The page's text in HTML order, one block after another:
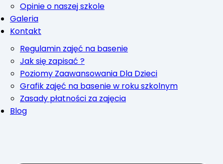
Opinie o naszej szkole
Galeria
Kontakt
Regulamin zajęć na basenie
Jak się zapisać ?
Poziomy Zaawansowania Dla Dzieci
Grafik zajęć na basenie w roku szkolnym
Zasady płatności za zajęcia
Blog